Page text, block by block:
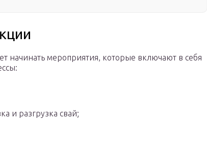
начинать мероприятия, которые включают в себя
и разгрузка свай;